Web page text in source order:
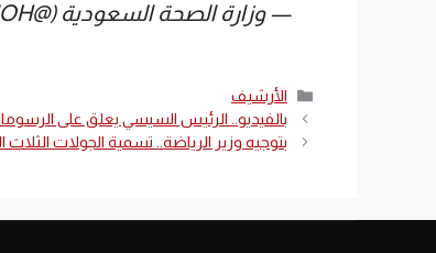
— وزارة الصحة السعودية (@SaudiMOH)
التصنيفات
الأرشيف
بالفيديو.. الرئيس السيسي يعلق على
بتوجيه وزير الرياضة.. تسمية الجولات